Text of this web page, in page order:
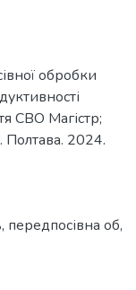
обробки
СВО Магістр;
Полтава. 2024.
, передпосівна об,